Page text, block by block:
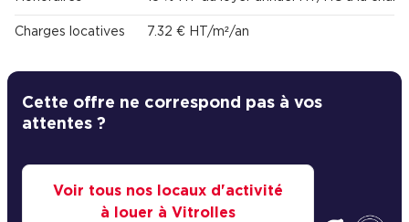
Charges locatives 7.32 € HT/m²/an
Cette offre ne correspond pas à vos
attentes ?
Voir tous nos locaux d'activité
à louer à Vitrolles